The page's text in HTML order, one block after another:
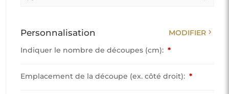
Personnalisation MODIFIER chevron_right
Indiquer le nombre de découpes (cm): *
Emplacement de la découpe (ex. côté droit): *